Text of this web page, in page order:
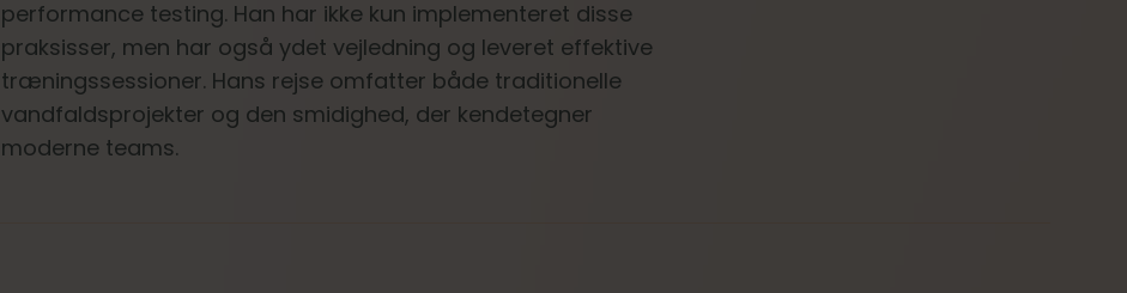
performance testing. Han har ikke kun implementeret disse
praksisser, men har også ydet vejledning og leveret effektive
træningssessioner. Hans rejse omfatter både traditionelle
vandfaldsprojekter og den smidighed, der kendetegner
moderne teams.